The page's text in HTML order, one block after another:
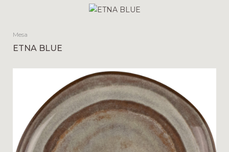
Mesa
ETNA BLUE